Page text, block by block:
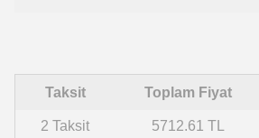
Taksit Toplam Fiyat
2 Taksit 5712.61 TL